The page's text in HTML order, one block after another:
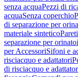
senza acquaPezzi di
acquaSenza coperchio
di separazione per
materiale sintetico
separazione per
per AccessoriSifoni e
risciacquo e adattatori
di risciacquo e